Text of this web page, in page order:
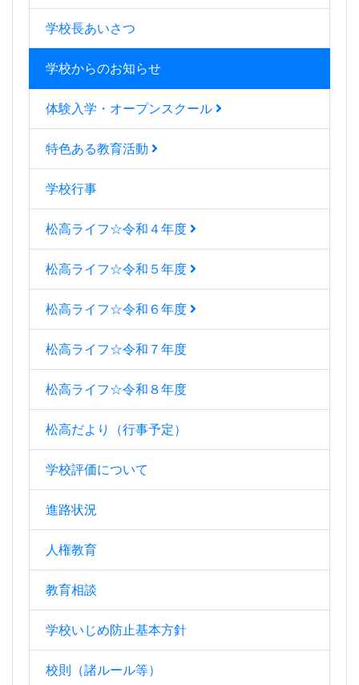
学校長あいさつ
学校からのお知らせ
体験入学・オープンスクール
特色ある教育活動
学校行事
松高ライフ☆令和４年度
松高ライフ☆令和５年度
松高ライフ☆令和６年度
松高ライフ☆令和７年度
松高ライフ☆令和８年度
松高だより（行事予定）
学校評価について
進路状況
人権教育
教育相談
学校いじめ防止基本方針
校則（諸ルール等）